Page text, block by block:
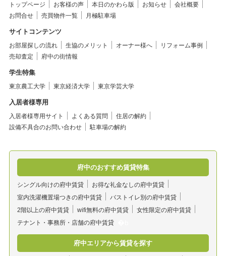
トップページ お客様の声 本日のかわら版 お知らせ
会社概要
お問合せ
売買物件一覧 月極駐車場
サイトコンテンツ
お部屋探しの流れ 生協のメリット オーナー様へ
リフォーム事例
売却査定
府中の街情報
学生特集
東京農工大学 東京経済大学 東京学芸大学
入居者様専用
入居者様専用サイト よくある質問
住居の解約
設備不具合のお問い合わせ
駐車場の解約
府中のおすすめ賃貸特集
シングル向けの府中賃貸
お得な礼金なしの府中賃貸
室内洗濯機置場つきの府中賃貸
バストイレ別の府中賃貸
2階以上の府中賃貸
wifi無料の府中賃貸
女性限定の府中賃貸
テナント・事務所・店舗の府中賃貸
府中エリアから賃貸を探す